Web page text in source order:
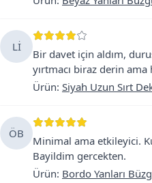
Lİ
Bir davet için aldım,
yırtmacı biraz derin
Ürün: Siyah Uzun Sırt
ÖB
Minimal ama etkileyici.
Bayildim gercekten.
Ürün: Bordo Yanları